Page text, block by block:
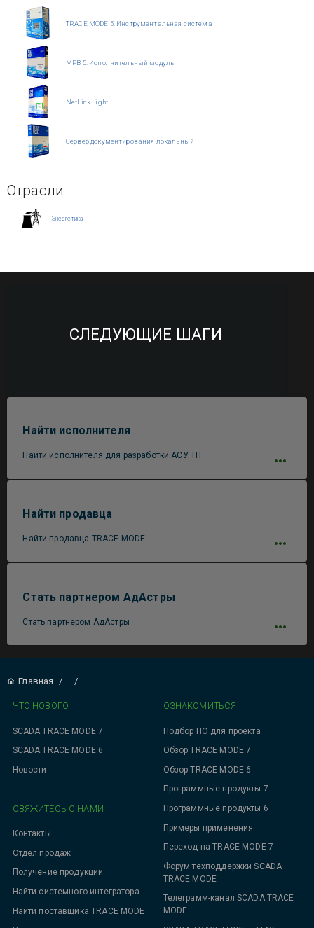
TRACE MODE 5. Инструментальная система
МРВ 5. Исполнительный модуль
NetLink Light
Сервер документирования локальный
Отрасли
Энергетика
СЛЕДУЮЩИЕ ШАГИ
Найти исполнителя
Найти исполнителя для разработки АСУ ТП
Найти продавца
Найти продавца TRACE MODE
Стать партнером АдАстры
Стать партнером АдАстры
Главная / /
ЧТО НОВОГО
SCADA TRACE MODE 7
SCADA TRACE MODE 6
Новости
ОЗНАКОМИТЬСЯ
Подбор ПО для проекта
Обзор TRACE MODE 7
Обзор TRACE MODE 6
Программные продукты 7
Программные продукты 6
Примеры применения
Переход на TRACE MODE 7
Форум техподдержки SCADA
TRACE MODE
Телеграмм-канал SCADA TRACE
MODE
СВЯЖИТЕСЬ С НАМИ
Контакты
Отдел продаж
Получение продукции
Найти системного интегратора
Найти поставщика TRACE MODE